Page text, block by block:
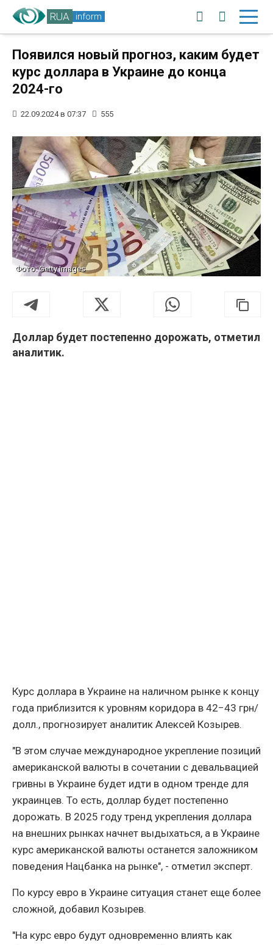
RUA inform
Появился новый прогноз, каким будет
курс доллара в Украине до конца
2024-го
22.09.2024 в 07:37 555
Фото: Getty Images
Доллар будет постепенно дорожать, отметил
аналитик.
Курс доллара в Украине на наличном рынке к концу
года приблизится к уровням коридора в 42−43 грн/
долл., прогнозирует аналитик Алексей Козырев.
"В этом случае международное укрепление позиций
американской валюты в сочетании с девальвацией
гривны в Украине будет идти в одном тренде для
украинцев. То есть, доллар будет постепенно
дорожать. В 2025 году тренд укрепления доллара
на внешних рынках начнет выдыхаться, а в Украине
курс американской валюты останется заложником
поведения Нацбанка на рынке", - отметил эксперт.
По курсу евро в Украине ситуация станет еще более
сложной, добавил Козырев.
"На курс евро будут одновременно влиять как